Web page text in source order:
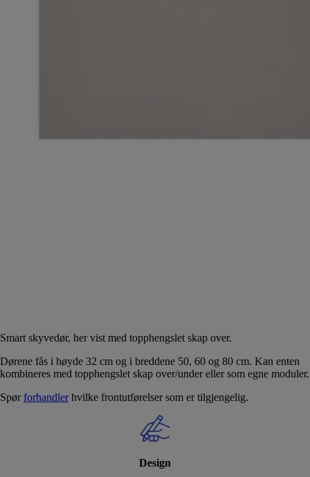
Smart skyvedør, her vist med topphengslet skap over.
Dørene fås i høyde 32 cm og i breddene 50, 60 og 80 cm. Kan enten
kombineres med topphengslet skap over/under eller som egne moduler.
Spørforhandlerhvilke frontutførelser som er tilgjengelig.
Design